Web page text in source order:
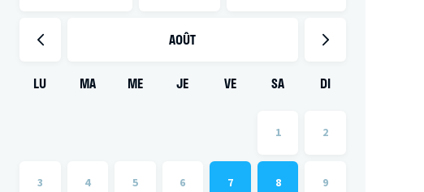
AOÛT
LU MA ME JE VE SA DI
1 2
3 4 5 6 7 8 9